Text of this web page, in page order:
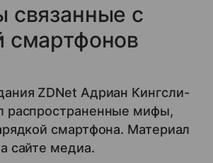
связанные с
смартфонов
ZDNet Адриан Кингсли-
распространенные мифы,
смартфона. Материал
сайте медиа.